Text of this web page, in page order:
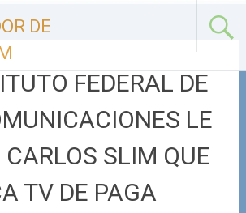
DE
FEDERAL DE
LE
CARLOS SLIM QUE
TV DE PAGA